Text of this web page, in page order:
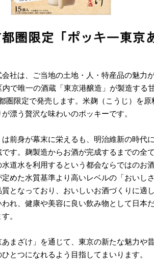
社は、ご当地の土地・人・特産品の魅力
内で唯一の酒蔵「東京港醸造」が製造する
圏限定で発売します。米麹（こうじ）を
漂う贅沢な味わいのポッキーです。
前身が幕末に栄えるも、明治維新の時代
す。麹製造からお酒が完成するまでの全
道水を利用するという都会ならではのお
めた水質基準より高いレベルの「おいし
となっており、おいしいお酒づくりに適
われ、健康や美容に良い飲み物として日
。
まざけ」を通じて、東京の新たな魅力や
とつになれるよう目指してまいります。